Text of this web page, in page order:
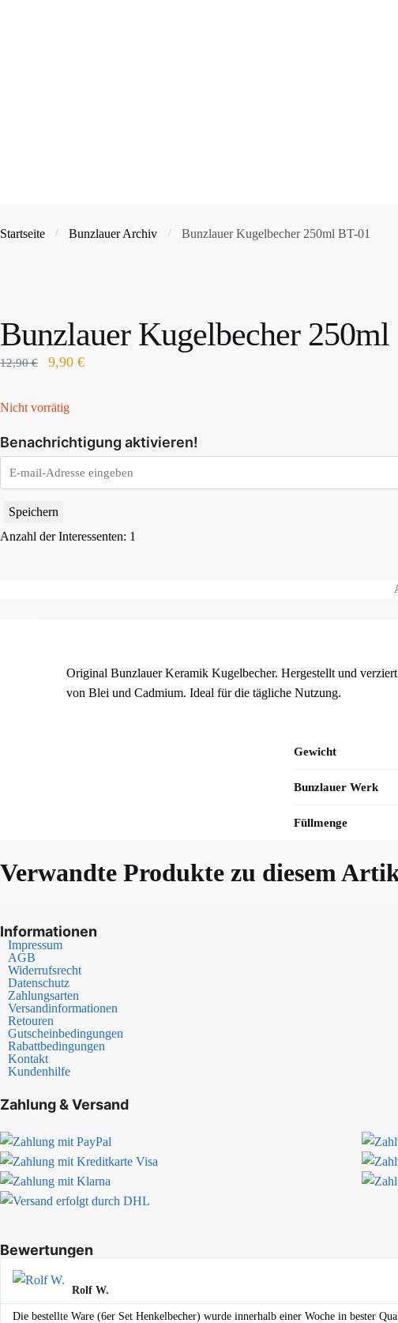
Startseite / Bunzlauer Archiv / Bunzlauer Kugelbecher 250ml BT-01
Bunzlauer Kugelbecher 250ml
12,90€ 9,90 €
Nicht vorrätig
Benachrichtigung aktivieren!
Speichern
Anzahl der Interessenten: 1
Original Bunzlauer Keramik Kugelbecher. Hergestellt und
von Blei und Cadmium. Ideal für die tägliche Nutzung.
Gewicht
Bunzlauer Werk
Füllmenge
Verwandte Produkte zu diesem
Informationen
Impressum
AGB
Widerrufsrecht
Datenschutz
Zahlungsarten
Versandinformationen
Retouren
Gutscheinbedingungen
Rabattbedingungen
Kontakt
Kundenhilfe
Zahlung & Versand
Bewertungen
Rolf W.
Die bestellte Ware (6er Set Henkelbecher) wurde innerhalb einer Woche in bester